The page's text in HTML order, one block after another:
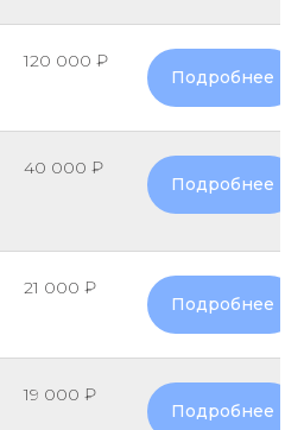
120 000 ₽
Подробнее
40 000 ₽
Подробнее
21 000 ₽
Подробнее
19 000 ₽
Подробнее